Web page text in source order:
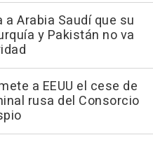
a Arabia Saudí que su
y Pakistán no va
a EEUU el cese de
rusa del Consorcio